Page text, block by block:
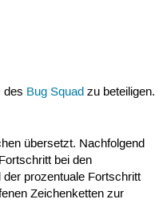
des Bug Squad zu beteiligen.
übersetzt. Nachfolgend
bei den
prozentuale Fortschritt
Zeichenketten zur